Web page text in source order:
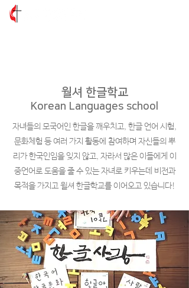
월셔 한글학교
Korean Languages school
자녀들의 모국어인 한글을 깨우치고, 한글 언어 시험,
문화체험 등 여러 가지 활동에 참여하며 자신들의 뿌
리가 한국인임을 잊지 않고, 자라서 많은 이들에게 이
중언어로 도움을 줄 수 있는 자녀로 키우는데 비전과
목적을 가지고 윌셔 한글학교를 이어오고 있습니다!